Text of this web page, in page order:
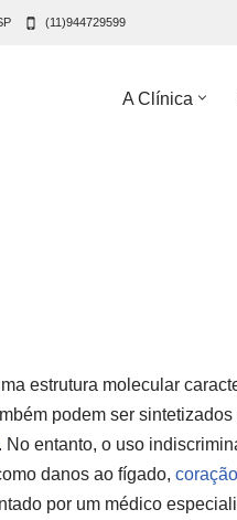
(11)944729599
A Clínica
estrutura molecular
podem ser
No entanto, o uso
danos ao fígado, coração
por um médico